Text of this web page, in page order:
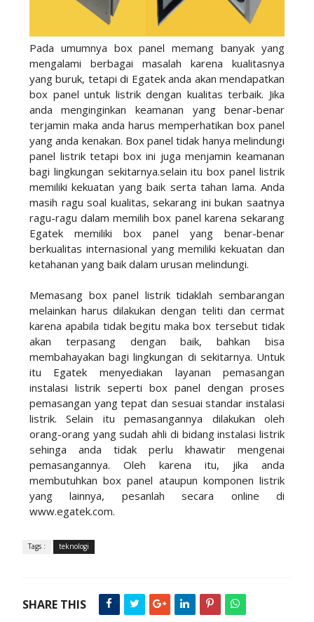
Pada umumnya box panel memang banyak yang
mengalami berbagai masalah karena kualitasnya
yang buruk, tetapi di Egatek anda akan mendapatkan
box panel untuk listrik dengan kualitas terbaik. Jika
anda menginginkan keamanan yang benar-benar
terjamin maka anda harus memperhatikan box panel
yang anda kenakan. Box panel tidak hanya melindungi
panel listrik tetapi box ini juga menjamin keamanan
bagi lingkungan sekitarnya.selain itu box panel listrik
memiliki kekuatan yang baik serta tahan lama. Anda
masih ragu soal kualitas, sekarang ini bukan saatnya
ragu-ragu dalam memilih box panel karena sekarang
Egatek memiliki box panel yang benar-benar
berkualitas internasional yang memiliki kekuatan dan
ketahanan yang baik dalam urusan melindungi.
Memasang box panel listrik tidaklah sembarangan
melainkan harus dilakukan dengan teliti dan cermat
karena apabila tidak begitu maka box tersebut tidak
akan terpasang dengan baik, bahkan bisa
membahayakan bagi lingkungan di sekitarnya. Untuk
itu Egatek menyediakan layanan pemasangan
instalasi listrik seperti box panel dengan proses
pemasangan yang tepat dan sesuai standar instalasi
listrik. Selain itu pemasangannya dilakukan oleh
orang-orang yang sudah ahli di bidang instalasi listrik
sehinga anda tidak perlu khawatir mengenai
pemasangannya. Oleh karena itu, jika anda
membutuhkan box panel ataupun komponen listrik
yang lainnya, pesanlah secara online di
www.egatek.com.
Tags : teknologi
SHARE THIS